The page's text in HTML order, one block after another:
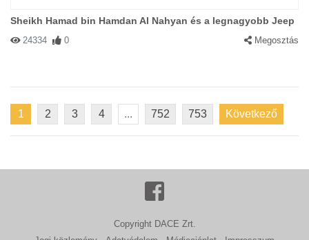
Sheikh Hamad bin Hamdan Al Nahyan és a legnagyobb Jeep
24334 0 Megosztás
1 2 3 4 ... 752 753 Következő
Copyright DACE Zrt.